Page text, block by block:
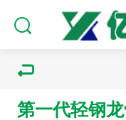
第一代轻钢